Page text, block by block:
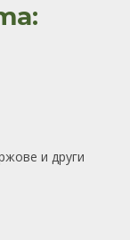
и други